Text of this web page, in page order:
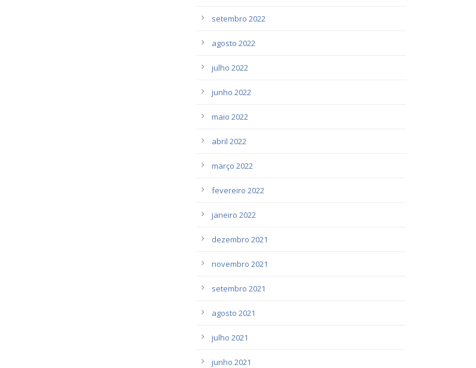
setembro 2022
agosto 2022
julho 2022
junho 2022
maio 2022
abril 2022
março 2022
fevereiro 2022
janeiro 2022
dezembro 2021
novembro 2021
setembro 2021
agosto 2021
julho 2021
junho 2021